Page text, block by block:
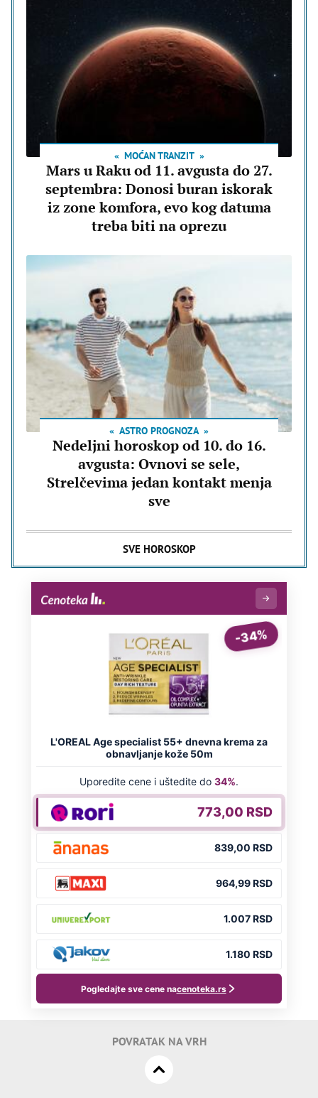
MOĆAN TRANZIT
Mars u Raku od 11. avgusta do 27.
septembra: Donosi buran iskorak
iz zone komfora, evo kog datuma
treba biti na oprezu
ASTRO PROGNOZA
Nedeljni horoskop od 10. do 16.
avgusta: Ovnovi se sele,
Strelčevima jedan kontakt menja
sve
SVE HOROSKOP
POVRATAK NA VRH